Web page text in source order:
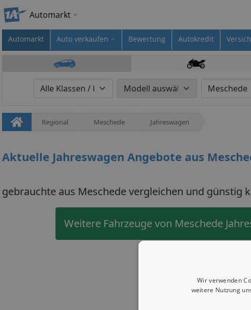
Automarkt
Automarkt Auto verkaufen Bewertung Autokredit
Regional Meschede Jahreswagen
Aktuelle Jahreswagen Angebote aus
gebrauchte aus Meschede vergleichen und günstig
Weitere Fahrzeuge von Meschede
Wir verwenden
weitere Nutzung